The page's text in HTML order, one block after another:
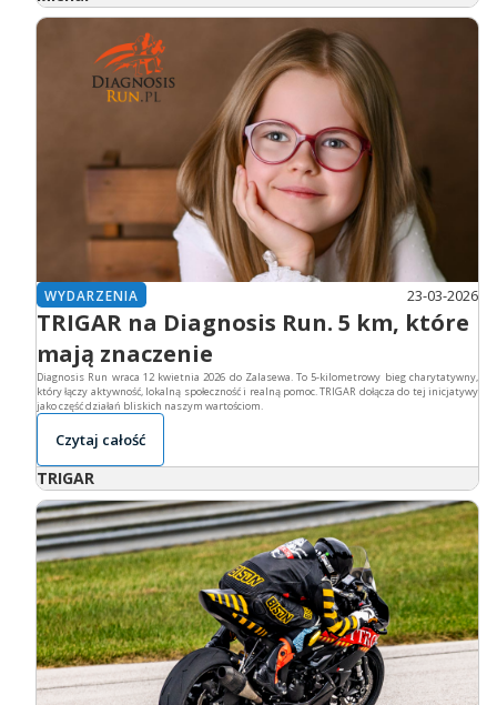
WYDARZENIA 23-03-2026
TRIGAR na Diagnosis Run. 5 km, które
mają znaczenie
Diagnosis Run wraca 12 kwietnia 2026 do Zalasewa. To 5-kilometrowy bieg charytatywny,
który łączy aktywność, lokalną społeczność i realną pomoc. TRIGAR dołącza do tej inicjatywy
jako część działań bliskich naszym wartościom.
Czytaj całość
TRIGAR